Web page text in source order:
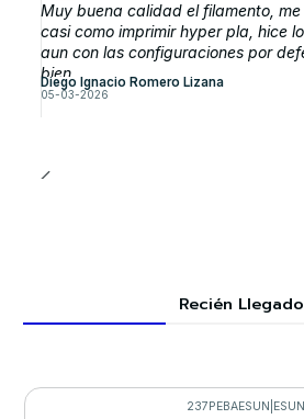
Muy buena calidad el filamento,
casi como imprimir hyper pla, hice
aun con las configuraciones por
bien.
Diego Ignacio Romero Lizana
05-03-2026
Recién
237PEBAESUN ESUN